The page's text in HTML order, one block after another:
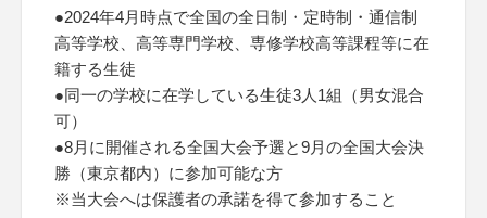
●2024年4月時点で全国の全日制・定時制・通信制
高等学校、高等専門学校、専修学校高等課程等に在
籍する生徒
●同一の学校に在学している生徒3人1組（男女混合
可）
●8月に開催される全国大会予選と9月の全国大会決
勝（東京都内）に参加可能な方
※当大会へは保護者の承諾を得て参加すること